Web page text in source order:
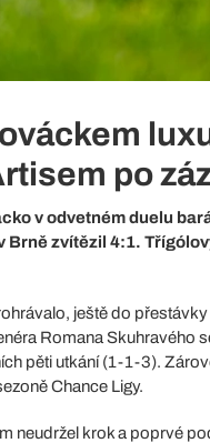
po
v odvetném duelu
zvítězil 4:1.
ještě do
Romana Skuhravého
pěti utkání (1-1-3).
Chance Ligy.
neudržel krok a poprvé